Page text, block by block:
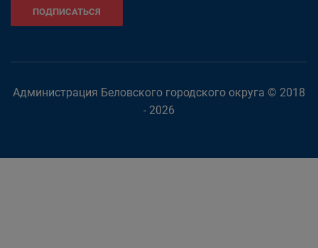
ПОДПИСАТЬСЯ
Администрация Беловского городского округа © 2018
- 2026